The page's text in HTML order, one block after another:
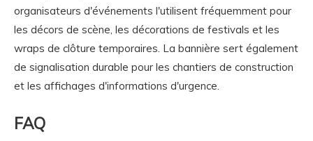
organisateurs d'événements l'utilisent fréquemment pour
les décors de scène, les décorations de festivals et les
wraps de clôture temporaires. La bannière sert également
de signalisation durable pour les chantiers de construction
et les affichages d'informations d'urgence.
FAQ